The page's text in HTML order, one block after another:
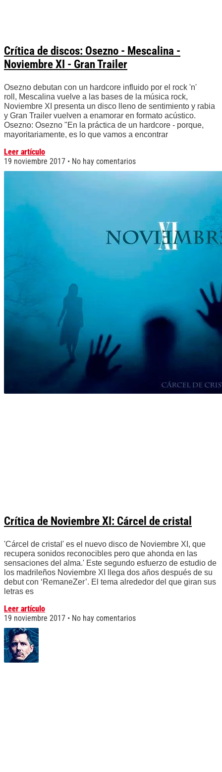
Crítica de discos: Osezno - Mescalina -
Noviembre XI - Gran Trailer
Osezno debutan con un hardcore influido por el rock 'n'
roll, Mescalina vuelve a las bases de la música rock,
Noviembre XI presenta un disco lleno de sentimiento y rabia
y Gran Trailer vuelven a enamorar en formato acústico.
Osezno: Osezno "En la práctica de un hardcore - porque,
mayoritariamente, es lo que vamos a encontrar
Leer artículo
19 noviembre 2017
No hay comentarios
Crítica de Noviembre XI: Cárcel de cristal
'Cárcel de cristal' es el nuevo disco de Noviembre XI, que
recupera sonidos reconocibles pero que ahonda en las
sensaciones del alma.' Este segundo esfuerzo de estudio de
los madrileños Noviembre XI llega dos años después de su
debut con ‘RemaneZer’. El tema alrededor del que giran sus
letras es
Leer artículo
19 noviembre 2017
No hay comentarios